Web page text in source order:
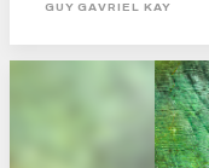
GUY GAVRIEL KAY